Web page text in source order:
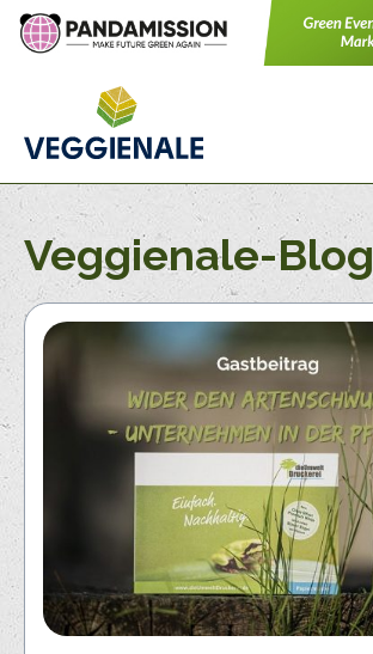
Veggienale-Blog